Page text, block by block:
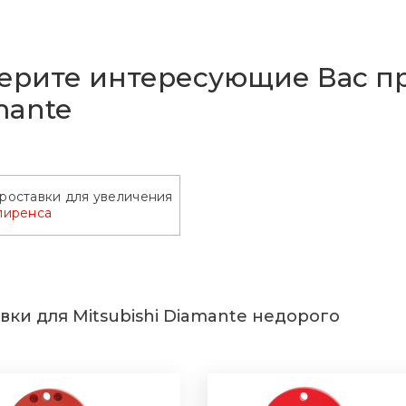
интересующие Вас
для увеличения
для Mitsubishi Diamante недорого